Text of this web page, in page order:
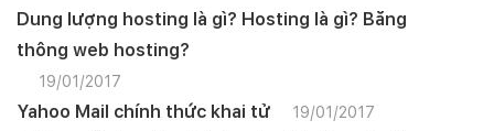
Dung lượng hosting là gì? Hosting là gì? Băng
thông web hosting?
19/01/2017
Yahoo Mail chính thức khai tử 19/01/2017